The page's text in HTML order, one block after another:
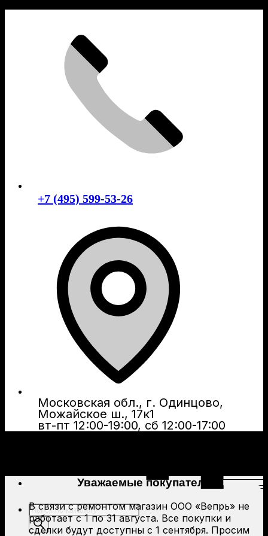
+7 (495) 599-53-26
Московская обл., г. Одинцово,
Можайское ш., 17к1
вт-пт 12:00-19:00, сб 12:00-17:00
Поиск
товаров
Уважаемые покупатели!
В связи с ремонтом магазин ООО «Вепрь» не
работает с 1 по 31 августа. Все покупки и
сделки будут доступны с 1 сентября. Просим